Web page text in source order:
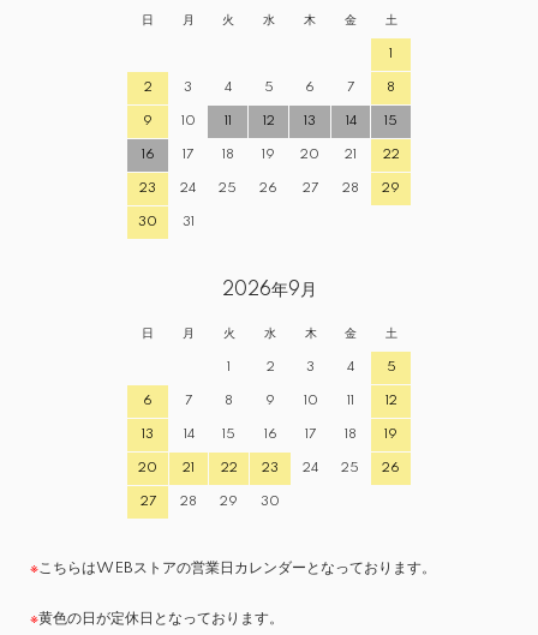
日 月 火 水 木 金 土
1
2 3 4 5 6 7 8
9 10 11 12 13 14 15
16 17 18 19 20 21 22
23 24 25 26 27 28 29
30 31
2026年9月
日 月 火 水 木 金 土
1 2 3 4 5
6 7 8 9 10 11 12
13 14 15 16 17 18 19
20 21 22 23 24 25 26
27 28 29 30
※こちらはWEBストアの営業日カレンダーとなっております。
※黄色の日が定休日となっております。